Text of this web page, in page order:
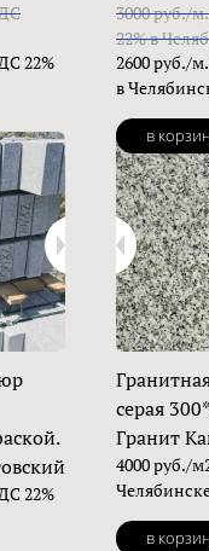
22%
3000 руб./
22% в
2600 руб./
в
в
22%
серая
Гранит
4000 руб./
в